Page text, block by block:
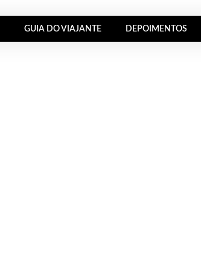
GUIA DO VIAJANTE DEPOIMENTOS